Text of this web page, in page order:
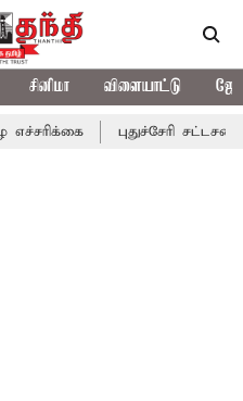
சினிமா விளையாட்டு
புதுச்சேரி சட்டசபையில்